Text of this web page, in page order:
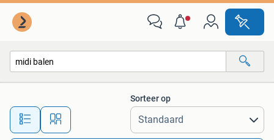
Alle afstanden…
Sorteer op